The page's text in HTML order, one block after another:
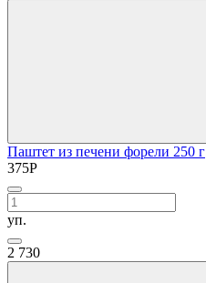
Паштет из печени форели 250 г
375Р
уп.
2 730